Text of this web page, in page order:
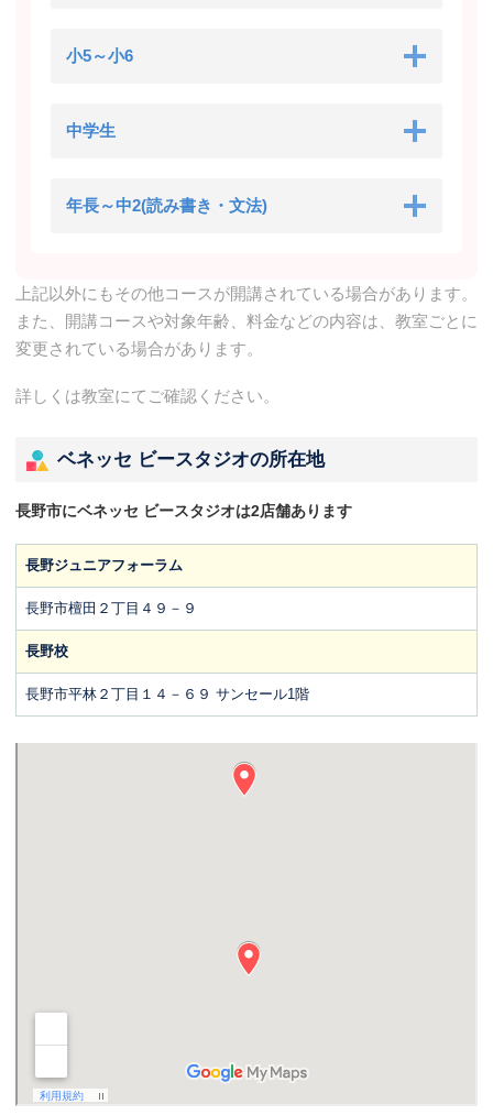
小5～小6
中学生
年長～中2(読み書き・文法)
上記以外にもその他コースが開講されている場合があります。
また、開講コースや対象年齢、料金などの内容は、教室ごとに
変更されている場合があります。
詳しくは教室にてご確認ください。
ベネッセ ビースタジオの所在地
長野市にベネッセ ビースタジオは2店舗あります
長野ジュニアフォーラム
長野市檀田２丁目４９－９
長野校
長野市平林２丁目１４－６９ サンセール1階